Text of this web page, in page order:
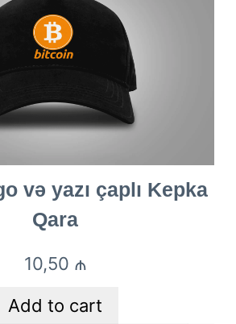
və yazı çaplı Kepka
Qara
10,50 ₼
Add to cart